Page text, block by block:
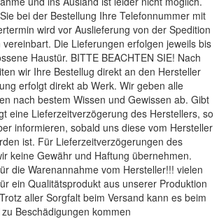
bei der Bestellung Ihre Telefonnummer mit
wird vor Auslieferung von der Spedition
Die Lieferungen erfolgen jeweils bis
Haustür. BITTE BEACHTEN SIE! Nach
wir Ihre Bestellug direkt an den Hersteller
erfolgt direkt ab Werk. Wir geben alle
nach bestem Wissen und Gewissen ab. Gibt
eine Lieferzeitverzögerung des Herstellers, so
informieren, sobald uns diese vom Hersteller
ist. Für Lieferzeitverzögerungen des
keine Gewähr und Haftung übernehmen.
die Warenannahme vom Hersteller!!! vielen
ein Qualitätsprodukt aus unserer Produktion
aller Sorgfalt beim Versand kann es beim
Beschädigungen kommen